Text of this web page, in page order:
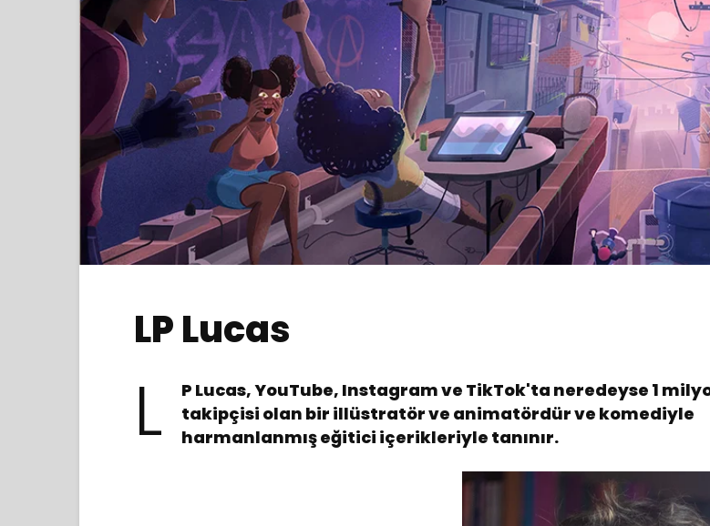
LP Lucas
L
P Lucas, YouTube, Instagram ve TikTok'ta neredeyse 1
takipçisi olan bir illüstratör ve animatördür ve komediyle
harmanlanmış eğitici içerikleriyle tanınır.